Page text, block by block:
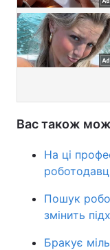
Вас також
На ці
Пошук
змінить
Бракує